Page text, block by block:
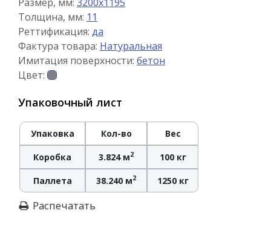
Толщина, мм: 11
Реттификация: да
Фактура товара: Натуральная
Имитация поверхности: бетон
Цвет:
Упаковочный лист
Упаковка Кол-во Вес
Коробка 3.824 м2 100 кг
Паллета 38.240 м2 1250 кг
Распечатать